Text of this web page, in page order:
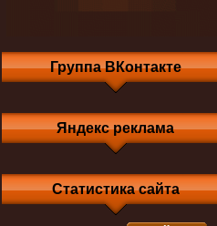
Группа ВКонтакте
Яндекс реклама
Статистика сайта